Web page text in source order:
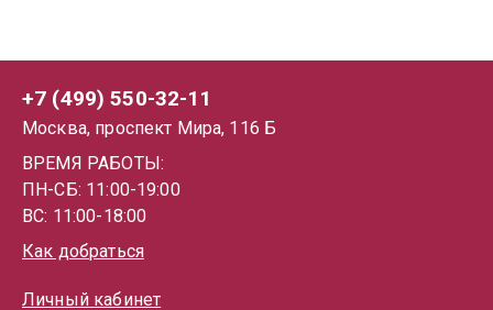
+7 (499) 550-32-11
Москва, проспект Мира, 116 Б
ВРЕМЯ РАБОТЫ:
ПН-СБ: 11:00-19:00
ВС: 11:00-18:00
Как добраться
Личный кабинет